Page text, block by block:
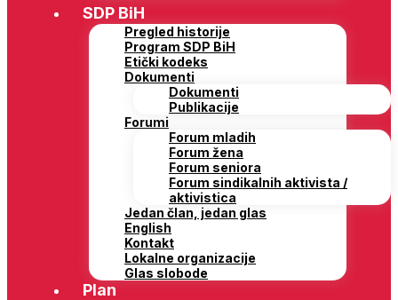
SDP BiH
Pregled historije
Program SDP BiH
Etički kodeks
Dokumenti
Dokumenti
Publikacije
Forumi
Forum mladih
Forum žena
Forum seniora
Forum sindikalnih aktivista /
aktivistica
Jedan član, jedan glas
English
Kontakt
Lokalne organizacije
Glas slobode
Plan